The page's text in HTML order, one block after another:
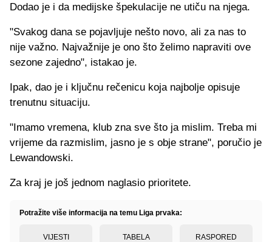
Dodao je i da medijske špekulacije ne utiču na njega.
"Svakog dana se pojavljuje nešto novo, ali za nas to
nije važno. Najvažnije je ono što želimo napraviti ove
sezone zajedno", istakao je.
Ipak, dao je i ključnu rečenicu koja najbolje opisuje
trenutnu situaciju.
"Imamo vremena, klub zna sve što ja mislim. Treba mi
vrijeme da razmislim, jasno je s obje strane", poručio je
Lewandowski.
Za kraj je još jednom naglasio prioritete.
Potražite više informacija na temu Liga prvaka:
VIJESTI TABELA RASPORED